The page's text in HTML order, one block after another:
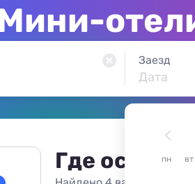
Заезд
Дата
пн вт
Где